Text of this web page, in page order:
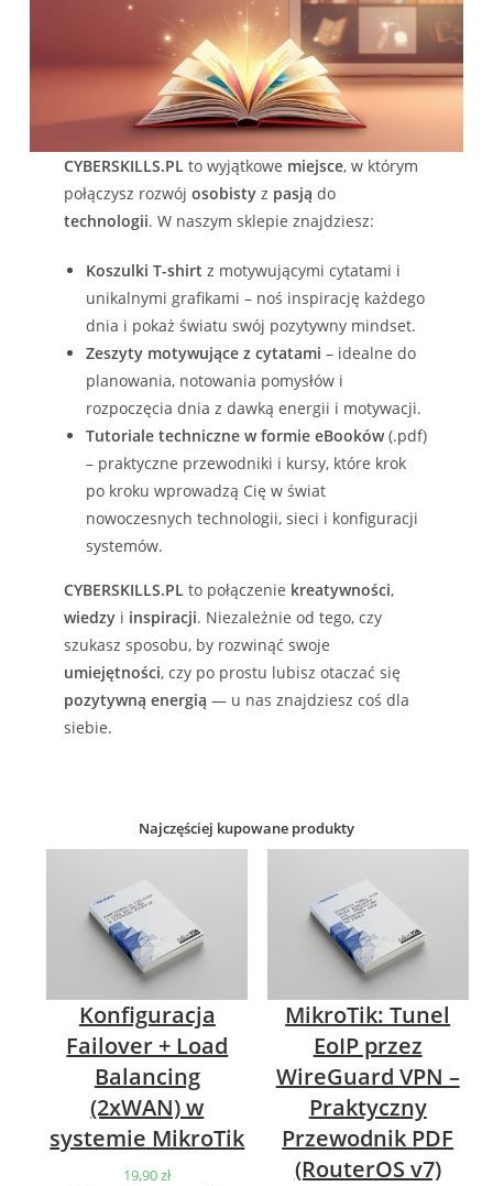
CYBERSKILLS.PL to wyjątkowe miejsce, w którym
połączysz rozwójosobisty z pasją do
technologii. W naszym sklepie znajdziesz:
Koszulki T-shirt z motywującymi cytatami i
unikalnymi grafikami – noś inspirację każdego
dnia i pokaż światu swój pozytywny mindset.
Zeszyty motywujące z cytatami – idealne do
planowania, notowania pomysłów i
rozpoczęcia dnia z dawką energii i motywacji.
Tutoriale techniczne w formie eBooków(.pdf)
– praktyczne przewodniki i kursy, które krok
po kroku wprowadzą Cię w świat
nowoczesnych technologii, sieci i konfiguracji
systemów.
CYBERSKILLS.PL to połączenie kreatywności,
wiedzy i inspiracji. Niezależnie od tego, czy
szukasz sposobu, by rozwinąć swoje
umiejętności, czy po prostu lubisz otaczać się
pozytywną energią — u nas znajdziesz coś dla
siebie.
Najczęściej kupowane produkty
Konfiguracja
Failover + Load
Balancing
(2xWAN) w
systemie MikroTik
19,90zł
MikroTik: Tunel
EoIP przez
WireGuard VPN –
Praktyczny
Przewodnik PDF
(RouterOS v7)